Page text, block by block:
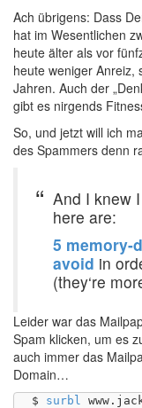
Ach übrigens: Dass
hat im Wesentlichen
heute älter als vor
heute weniger Anreiz,
Jahren. Auch der
gibt es nirgends
So, und jetzt will ich
des Spammers denn
And I knew
here are:
5 memory-
avoid in
(they‘re
Leider war das
Spam klicken, um es
auch immer das
Domain…
$ surbl